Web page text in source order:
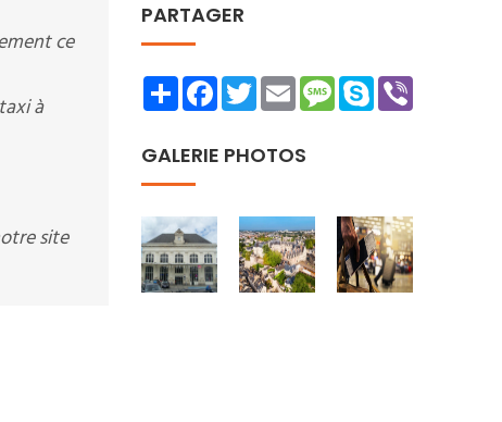
ce
à
site
PARTAGER
ShareFacebookTwitterEmailMessage
Skype
GALERIE PHOTOS